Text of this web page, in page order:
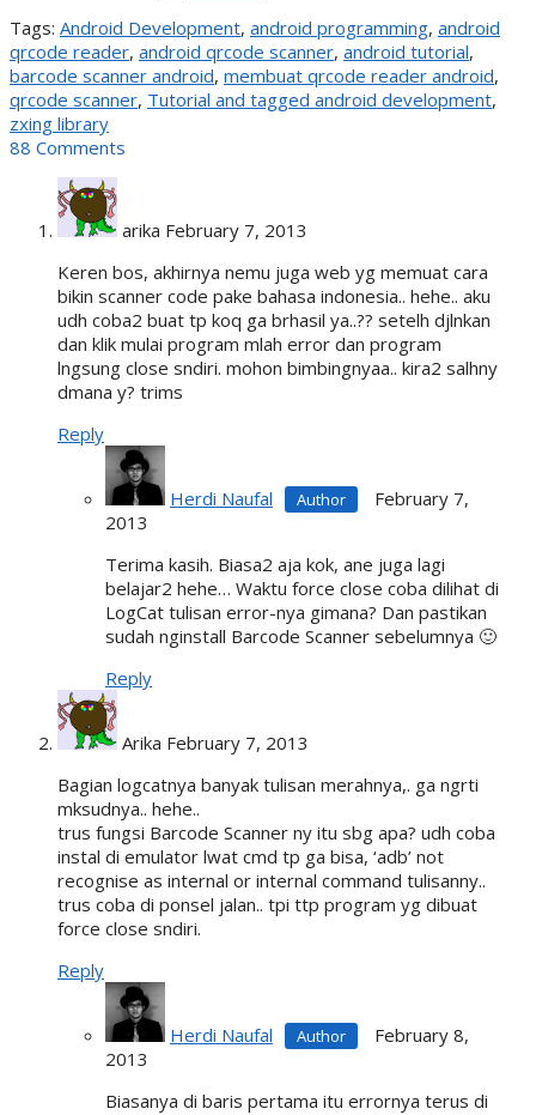
Tags: Android Development, android programming, android
qrcode reader, android qrcode scanner, android tutorial,
barcode scanner android, membuat qrcode reader android,
qrcode scanner, Tutorial and tagged android development,
zxing library
88 Comments
arika February 7, 2013
Keren bos, akhirnya nemu juga web yg memuat cara
bikin scanner code pake bahasa indonesia.. hehe.. aku
udh coba2 buat tp koq ga brhasil ya..?? setelh djlnkan
dan klik mulai program mlah error dan program
lngsung close sndiri. mohon bimbingnyaa.. kira2 salhny
dmana y? trims
Reply
Herdi Naufal
February 7,
2013
Terima kasih. Biasa2 aja kok, ane juga lagi
belajar2 hehe… Waktu force close coba dilihat di
LogCat tulisan error-nya gimana? Dan pastikan
sudah nginstall Barcode Scanner sebelumnya 🙂
Reply
Arika February 7, 2013
Bagian logcatnya banyak tulisan merahnya,. ga ngrti
mksudnya.. hehe..
trus fungsi Barcode Scanner ny itu sbg apa? udh coba
instal di emulator lwat cmd tp ga bisa, ‘adb’ not
recognise as internal or internal command tulisanny..
trus coba di ponsel jalan.. tpi ttp program yg dibuat
force close sndiri.
Reply
Herdi Naufal
February 8,
2013
Biasanya di baris pertama itu errornya terus di